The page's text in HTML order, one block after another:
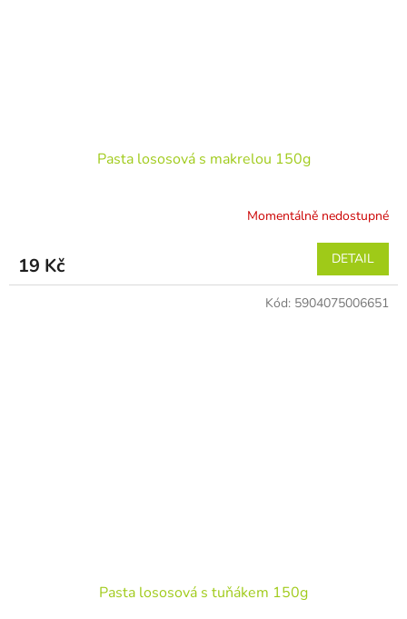
Pasta lososová s makrelou 150g
Momentálně nedostupné
19 Kč DETAIL
Pasta lososová s tuňákem 150g
Kód: 5904075006651